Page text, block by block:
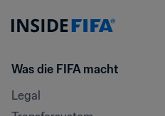
Was die FIFA macht
Legal